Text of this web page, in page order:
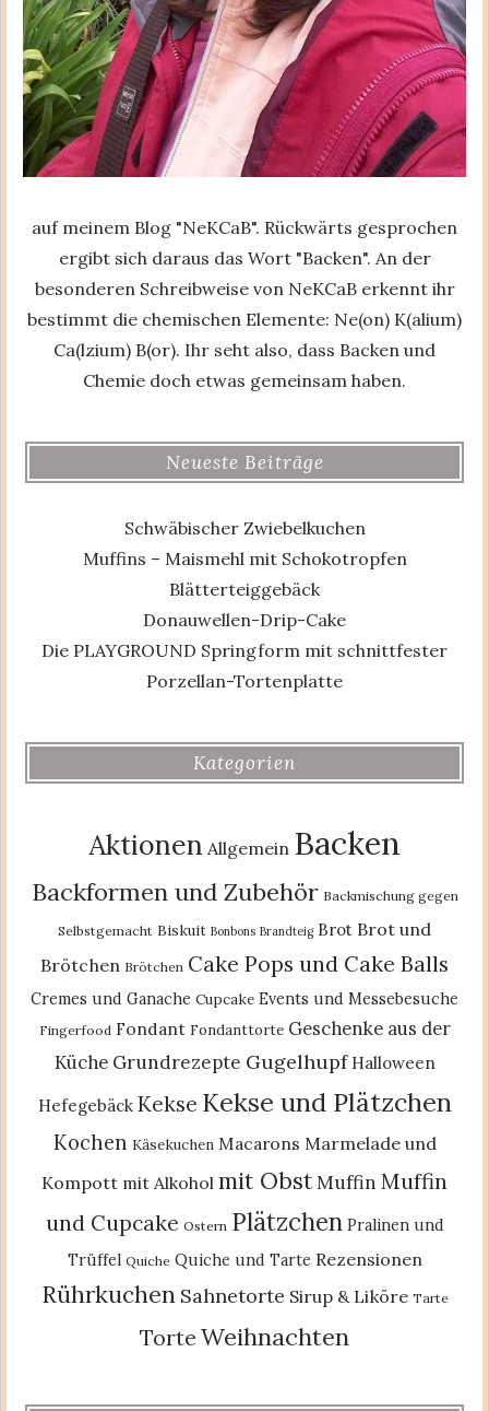
auf meinem Blog "NeKCaB". Rückwärts gesprochen
ergibt sich daraus das Wort "Backen". An der
besonderen Schreibweise von NeKCaB erkennt ihr
bestimmt die chemischen Elemente: Ne(on) K(alium)
Ca(lzium) B(or). Ihr seht also, dass Backen und
Chemie doch etwas gemeinsam haben.
Neueste Beiträge
Schwäbischer Zwiebelkuchen
Muffins – Maismehl mit Schokotropfen
Blätterteiggebäck
Donauwellen-Drip-Cake
Die PLAYGROUND Springform mit schnittfester
Porzellan-Tortenplatte
Kategorien
Aktionen Allgemein Backen
Backformen und Zubehör Backmischung gegen
Selbstgemacht Biskuit Bonbons Brandteig Brot Brot und
Brötchen Brötchen Cake Pops und Cake Balls
Cremes und Ganache Cupcake Events und Messebesuche
Fingerfood Fondant Fondanttorte Geschenke aus der
Küche Grundrezepte Gugelhupf Halloween
Hefegebäck Kekse Kekse und Plätzchen
Kochen Käsekuchen Macarons Marmelade und
Kompott mit Alkohol mit ObstMuffin Muffin
und Cupcake Ostern Plätzchen Pralinen und
Trüffel Quiche Quiche und Tarte Rezensionen
Rührkuchen Sahnetorte Sirup & Liköre Tarte
Torte Weihnachten